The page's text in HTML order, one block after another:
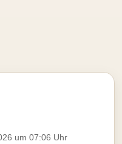
um 07:06 Uhr